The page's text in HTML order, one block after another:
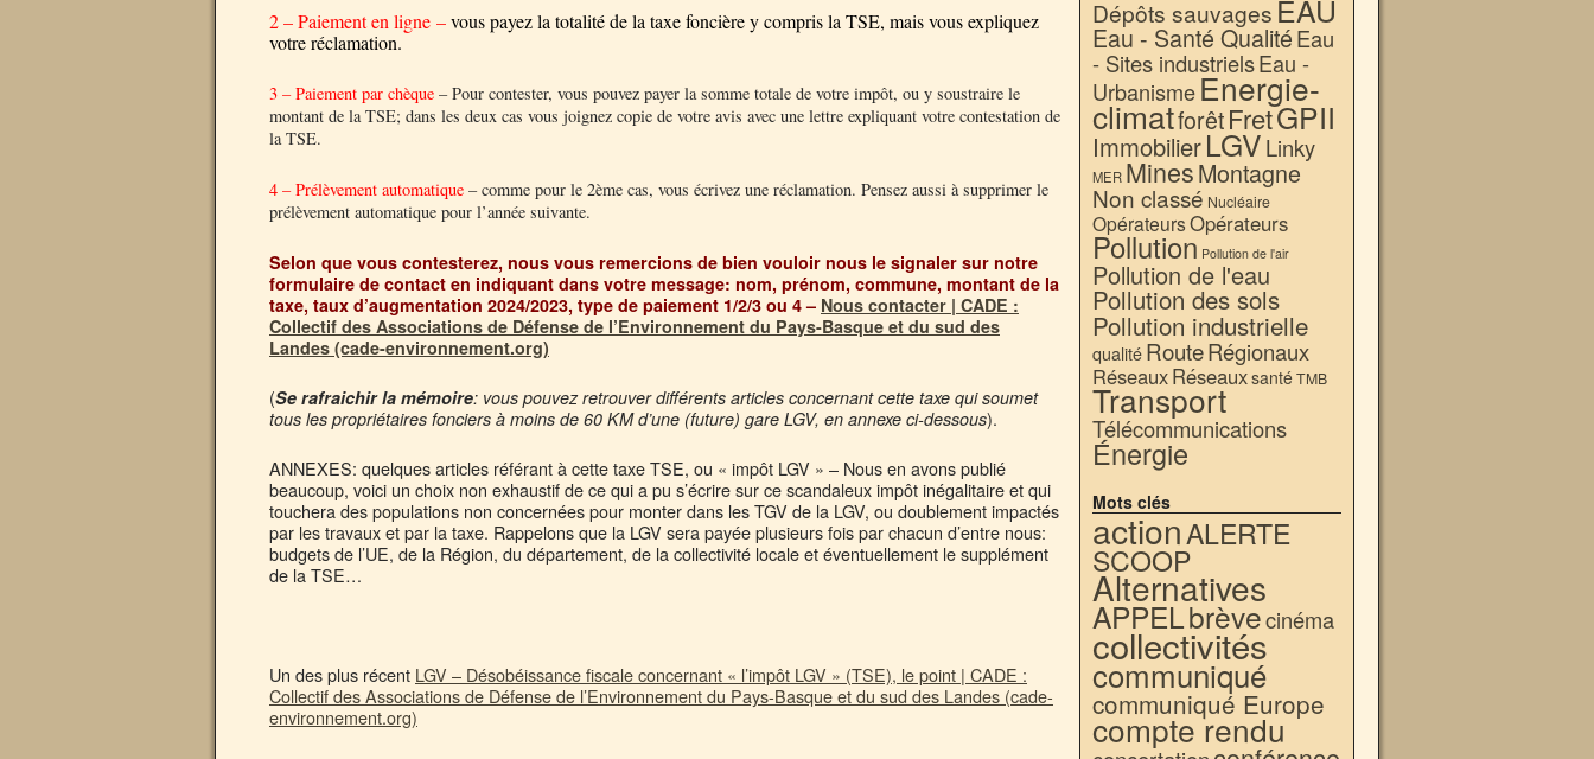
2 – Paiement en ligne –vous payez la totalité de la taxe foncière y compris la TSE, mais vous expliquez
votre réclamation.
3 – Paiement par chèque – Pour contester, vous pouvez payer la somme totale de votre impôt, ou y soustraire le
montant de la TSE; dans les deux cas vous joignez copie de votre avis avec une lettre expliquant votre contestation de
la TSE.
4 – Prélèvement automatique – comme pour le 2ème cas, vous écrivez une réclamation. Pensez aussi à supprimer le
prélèvement automatique pour l’année suivante.
Selon que vous contesterez, nous vous remercions de bien vouloir nous le signaler sur notre
formulaire de contact en indiquant dans votre message: nom, prénom, commune, montant de la
taxe, taux d’augmentation 2024/2023, type de paiement 1/2/3 ou 4 – Nous contacter | CADE :
Collectif des Associations de Défense de l’Environnement du Pays-Basque et du sud des
Landes (cade-environnement.org)
(Se rafraichir la mémoire: vous pouvez retrouver différents articles concernant cette taxe qui soumet
tous les propriétaires fonciers à moins de 60 KM d’une (future) gare LGV, en annexe ci-dessous).
ANNEXES: quelques articles référant à cette taxe TSE, ou « impôt LGV » – Nous en avons publié
beaucoup, voici un choix non exhaustif de ce qui a pu s’écrire sur ce scandaleux impôt inégalitaire et qui
touchera des populations non concernées pour monter dans les TGV de la LGV, ou doublement impactés
par les travaux et par la taxe. Rappelons que la LGV sera payée plusieurs fois par chacun d’entre nous:
budgets de l’UE, de la Région, du département, de la collectivité locale et éventuellement le supplément
de la TSE…
Un des plus récent LGV – Désobéissance fiscale concernant « l’impôt LGV » (TSE), le point | CADE :
Collectif des Associations de Défense de l’Environnement du Pays-Basque et du sud des Landes (cade-
environnement.org)
Dépôts sauvages EAU
Eau - Santé QualitéEau
- Sites industrielsEau -
UrbanismeEnergie-
climatforêtFretGPII
ImmobilierLGVLinky
MER MinesMontagne
Non classé Nucléaire
OpérateursOpérateurs
Pollution Pollution de l'air
Pollution de l'eau
Pollution des sols
Pollution industrielle
qualité RouteRégionaux
RéseauxRéseauxsantéTMB
Transport
Télécommunications
Énergie
Mots clés
actionALERTE
SCOOP
Alternatives
APPELbrèvecinéma
collectivités
communiqué
communiqué Europe
compte rendu